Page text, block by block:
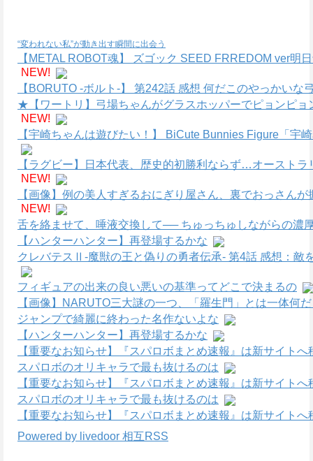
“変われない私”が動き出す瞬間に出会う
【METAL ROBOT魂】 ズゴック SEED FRREDOM ver
NEW!
【BORUTO -ボルト-】 第242話 感想 何だこのやっかいな
★【ワートリ】弓場ちゃんがグラスホッパーでピョンピ
NEW!
【宇崎ちゃんは遊びたい！】 BiCute Bunnies Figure「宇
【ラグビー】日本代表、歴史的初勝利ならず…オースト
NEW!
【画像】例の美人すぎるおにぎり屋さん、裏でおっさん
NEW!
舌を絡ませて、唾液交換して── ちゅっちゅしながらの濃
【ハンターハンター】再登場するかな
クレバテスⅡ-魔獣の王と偽りの勇者伝承- 第4話 感想：敵
フィギュアの出来の良い悪いの基準ってどこで決まるの
【画像】NARUTO三大謎の一つ、「羅生門」とは一体何
ジャンプで綺麗に終わった名作ないよな
【ハンターハンター】再登場するかな
【重要なお知らせ】『スパロボまとめ速報』は新サイトへ
スパロボのオリキャラで最も抜けるのは
【重要なお知らせ】『スパロボまとめ速報』は新サイトへ
スパロボのオリキャラで最も抜けるのは
【重要なお知らせ】『スパロボまとめ速報』は新サイトへ
Powered by livedoor 相互RSS